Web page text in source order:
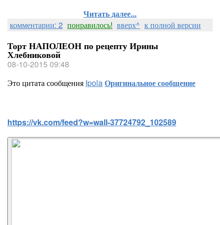
Читать далее...
комментарии: 2 понравилось! вверх^ к полной версии
Торт НАПОЛЕОН по рецепту Ирины
Хлебниковой
08-10-2015 09:48
Это цитата сообщения IpolaОригинальное сообщение
https://vk.com/feed?w=wall-37724792_102589